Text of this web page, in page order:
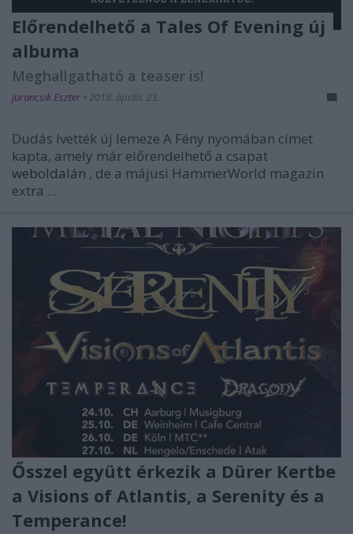
Előrendelhető a Tales Of Evening új
albuma
Meghallgatható a teaser is!
Jurancsik Eszter • 2018. április 23.
Dudás Ivették új lemeze A Fény nyomában címet
kapta, amely már előrendelhető a csapat
weboldalán , de a májusi HammerWorld magazin
extra ...
Ősszel együtt érkezik a Dürer Kertbe
a Visions of Atlantis, a Serenity és a
Temperance!